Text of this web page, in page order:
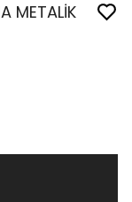
METALİK